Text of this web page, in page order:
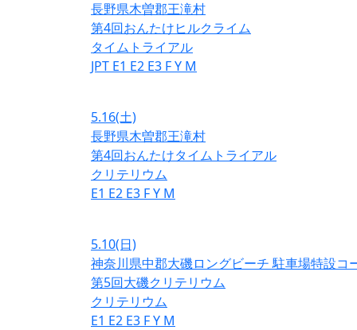
長野県木曽郡王滝村
第4回おんたけヒルクライム
タイムトライアル
JPT E1 E2 E3 FY M
5.16(土)
長野県木曽郡王滝村
第4回おんたけタイムトライアル
クリテリウム
E1 E2 E3 FY M
5.10(日)
神奈川県中郡大磯ロングビーチ 駐車場特設コ
第5回大磯クリテリウム
クリテリウム
E1 E2 E3 FY M